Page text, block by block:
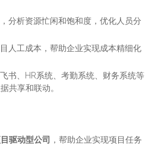
分析资源忙闲和饱和度，优化人员分
人工成本，帮助企业实现成本精细化
书、HR系统、考勤系统、财务系统等
共享和联动。
驱动型公司 ，帮助企业实现项目任务